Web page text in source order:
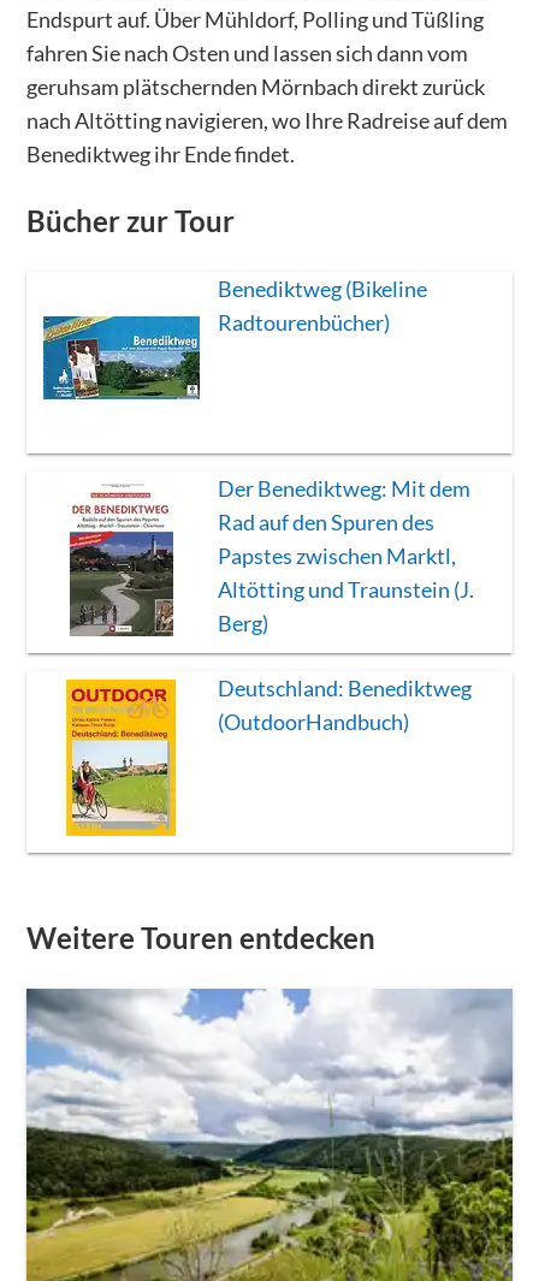
Endspurt auf. Über Mühldorf, Polling und Tüßling
fahren Sie nach Osten und lassen sich dann vom
geruhsam plätschernden Mörnbach direkt zurück
nach Altötting navigieren, wo Ihre Radreise auf dem
Benediktweg ihr Ende findet.
Bücher zur Tour
Benediktweg (Bikeline
Radtourenbücher)
Der Benediktweg: Mit dem
Rad auf den Spuren des
Papstes zwischen Marktl,
Altötting und Traunstein (J.
Berg)
Deutschland: Benediktweg
(OutdoorHandbuch)
Weitere Touren entdecken